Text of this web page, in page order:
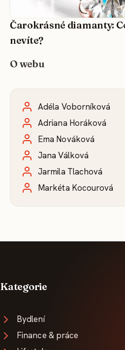
Čarokrásné diamanty:
nevíte?
O webu
Adéla Voborníková
Adriana Horáková
Ema Nováková
Jana Válková
Jarmila Tlachová
Markéta Kocourová
Kategorie
Bydlení
Finance & práce